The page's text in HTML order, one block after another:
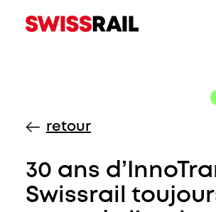
retour
30 ans
Swissrail